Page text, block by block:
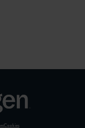
Cookies